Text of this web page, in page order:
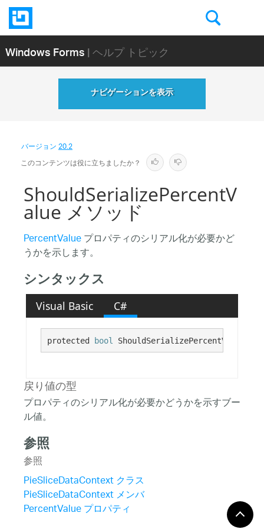
Windows Forms| ヘルプ トピック
ナビゲーションを表示
バージョン20.2
このコンテンツは役に立ちましたか？
ShouldSerializePercentV
alue メソッド
PercentValueプロパティのシリアル化が必要かど
うかを示します。
シンタックス
Visual Basic C#
protected bool ShouldSerializePercentValue()
戻り値の型
プロパティのシリアル化が必要かどうかを示すブー
ル値。
参照
参照
PieSliceDataContext クラス
PieSliceDataContext メンバ
PercentValue プロパティ